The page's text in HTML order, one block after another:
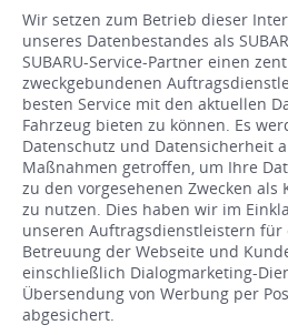
Wir setzen zum Betrieb dieser
unseres Datenbestandes als
SUBARU-Service-Partner einen
zweckgebundenen
besten Service mit den aktuellen
Fahrzeug bieten zu können. Es
Datenschutz und Datensicherheit
Maßnahmen getroffen, um Ihre
zu den vorgesehenen Zwecken
zu nutzen. Dies haben wir im
unseren Auftragsdienstleistern für
Betreuung der Webseite und
einschließlich Dialogmarketing-
Übersendung von Werbung per
abgesichert.